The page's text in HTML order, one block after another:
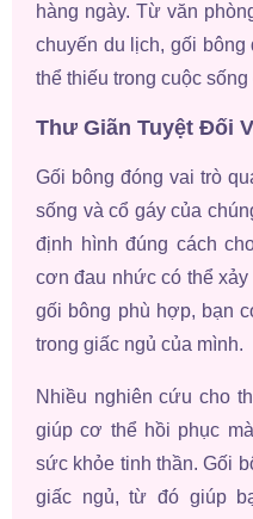
hàng ngày. Từ văn
chuyến du lịch, gối bông
thể thiếu trong cuộc sống
Thư Giãn Tuyệt Đối
Gối bông đóng vai trò
sống và cổ gáy của
định hình đúng cách
cơn đau nhức có thể
gối bông phù hợp, bạn
trong giấc ngủ của mình.
Nhiều nghiên cứu cho
giúp cơ thể hồi phục
sức khỏe tinh thần. Gối
giấc ngủ, từ đó giúp